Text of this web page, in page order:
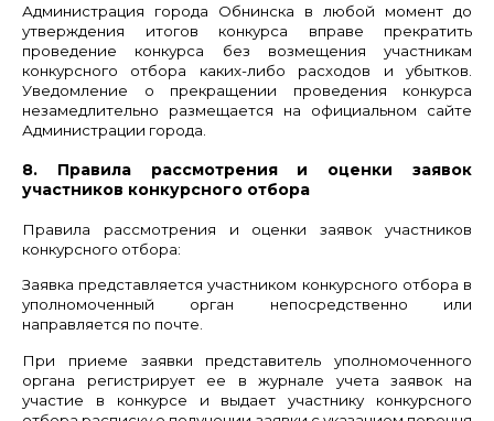
Администрация города Обнинска в любой момент до
утверждения итогов конкурса вправе прекратить
проведение конкурса без возмещения участникам
конкурсного отбора каких-либо расходов и убытков.
Уведомление о прекращении проведения конкурса
незамедлительно размещается на официальном сайте
Администрации города.
8. Правила рассмотрения и оценки заявок
участников конкурсного отбора
Правила рассмотрения и оценки заявок участников
конкурсного отбора:
Заявка представляется участником конкурсного отбора в
уполномоченный орган непосредственно или
направляется по почте.
При приеме заявки представитель уполномоченного
органа регистрирует ее в журнале учета заявок на
участие в конкурсе и выдает участнику конкурсного